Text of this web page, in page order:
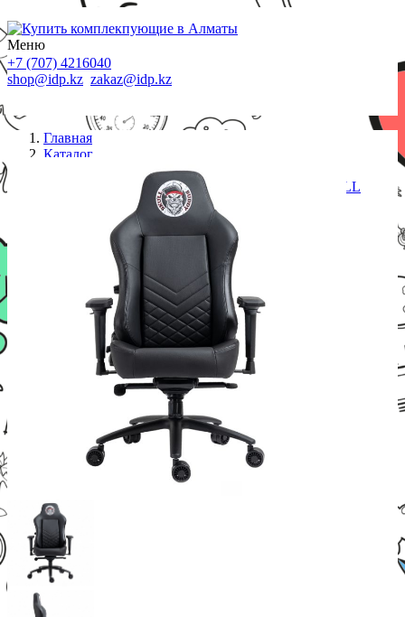
Меню
+7 (707) 4216040
shop@idp.kz zakaz@idp.kz
Главная
Каталог
Игровое кресло EVOLUTION GLORIOUS SKULL
BUDDY черный